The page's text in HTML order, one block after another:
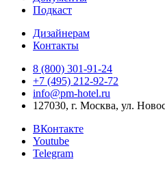
Подкаст
Дизайнерам
Контакты
8 (800) 301‑91‑24
+7 (495) 212‑92‑72
info@pm-hotel.ru
127030, г. Москва, ул.
ВКонтакте
Youtube
Telegram